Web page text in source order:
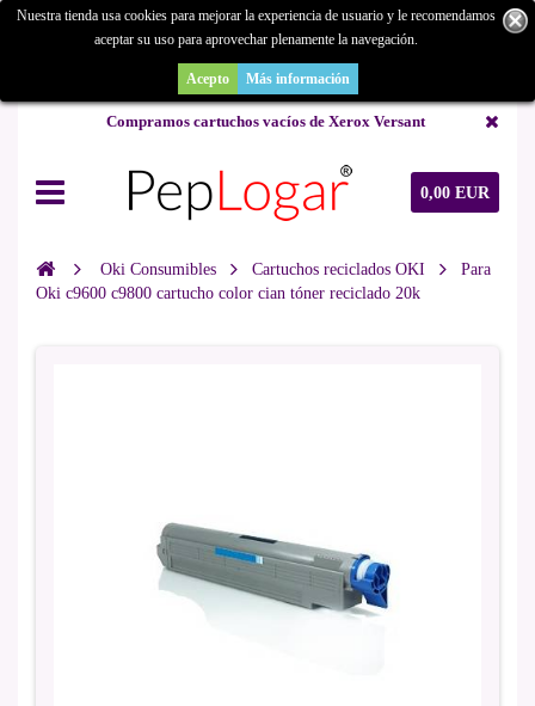
¿Buscas un repuesto de copiadora o buscas una de ocasión y no la
encuentras? Consúltanos.
Compramos cartuchos vacíos de Xerox Versant
0,00 EUR
Nuestra tienda usa cookies para mejorar la experiencia de usuario y le recomendamos
aceptar su uso para aprovechar plenamente la navegación.
Acepto Más información
Oki Consumibles Cartuchos reciclados OKI
Para
Oki c9600 c9800 cartucho color cian tóner reciclado 20k